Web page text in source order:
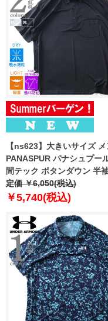
【ns623】大きいサイズ
PANASPUR パナシュプー
間テック ボタンダウン 半
シャツ 軽量 ドライタッチ
作 6403-731z
定価 ￥6,050(税込)
￥5,740(税込)